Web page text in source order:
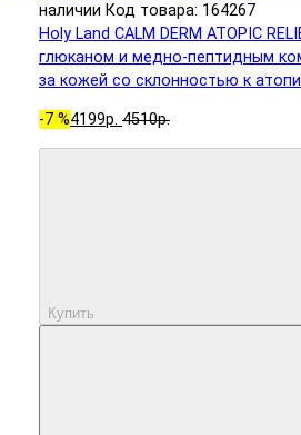
наличии Код товара: 164267
Holy Land CALM DERM ATOPIC
глюканом и медно-пептидным
за кожей со склонностью к
-7 %4199р. 4510р.
Купить